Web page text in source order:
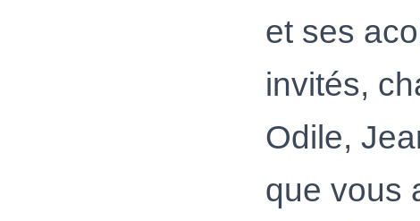
et ses
invités,
Odile,
que vous